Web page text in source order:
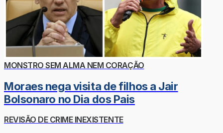
MONSTRO SEM ALMA NEM CORAÇÃO
Moraes nega visita de filhos a Jair
Bolsonaro no Dia dos Pais
REVISÃO DE CRIME INEXISTENTE